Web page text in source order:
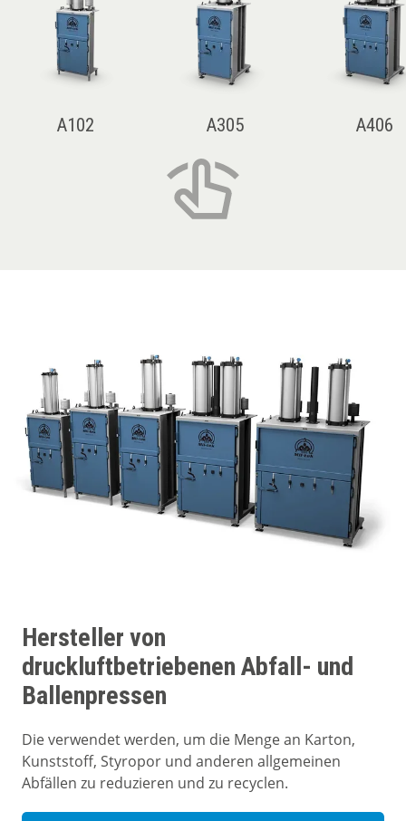
A102 A305 A406
Hersteller von
druckluftbetriebenen Abfall- und
Ballenpressen
Die verwendet werden, um die Menge an Karton,
Kunststoff, Styropor und anderen allgemeinen
Abfällen zu reduzieren und zu recyclen.